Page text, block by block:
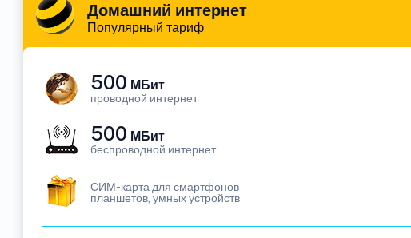
Домашний интернет
Популярный тариф
500 МБит
проводной интернет
500 МБит
беспроводной интернет
СИМ-карта для смартфонов
планшетов, умных устройств